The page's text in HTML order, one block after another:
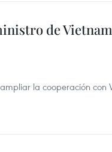
de
la cooperación con